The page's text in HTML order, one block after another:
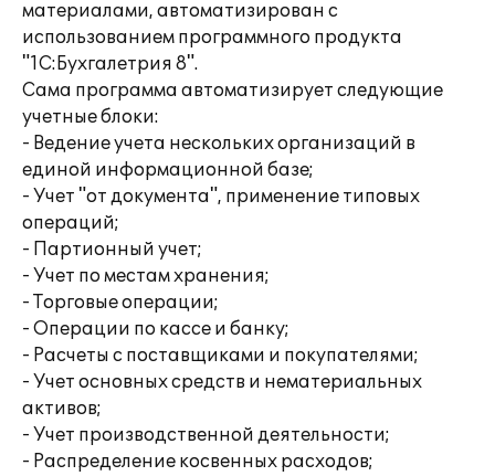
материалами, автоматизирован с
использованием программного продукта
"1С:Бухгалетрия 8".
Сама программа автоматизирует следующие
учетные блоки:
- Ведение учета нескольких организаций в
единой информационной базе;
- Учет "от документа", применение типовых
операций;
- Партионный учет;
- Учет по местам хранения;
- Торговые операции;
- Операции по кассе и банку;
- Расчеты с поставщиками и покупателями;
- Учет основных средств и нематериальных
активов;
- Учет производственной деятельности;
- Распределение косвенных расходов;